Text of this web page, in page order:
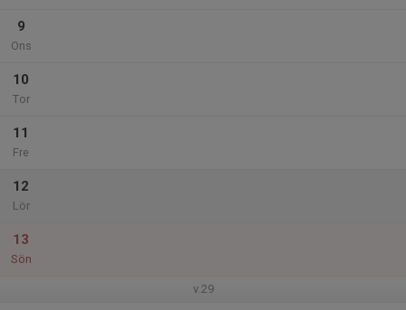
9
Ons
10
Tor
11
Fre
12
Lör
13
Sön
v.29